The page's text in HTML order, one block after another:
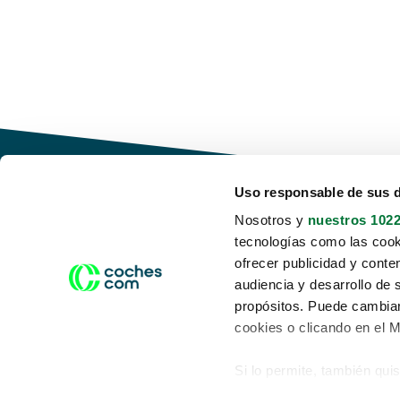
Uso responsable de sus
Nosotros y nuestros
tecnologías como las
ofrecer publicidad y
audiencia y desarrollo de
propósitos. Puede
cookies o clicando en el
Si lo permite, también
Conduce tu futuro,
desata tu movilidad